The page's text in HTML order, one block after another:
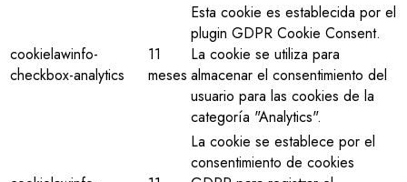
cookielawinfo-
checkbox-analytics
11
meses
Esta cookie es establecida por el
plugin GDPR Cookie Consent.
La cookie se utiliza para
almacenar el consentimiento del
usuario para las cookies de la
categoría "Analytics".
La cookie se establece por el
consentimiento de cookies